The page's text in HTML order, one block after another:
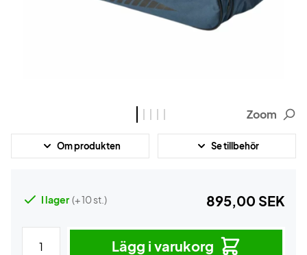
Zoom
Om produkten Se tillbehör
I lager (+ 10 st.) 895,00 SEK
Lägg i varukorg